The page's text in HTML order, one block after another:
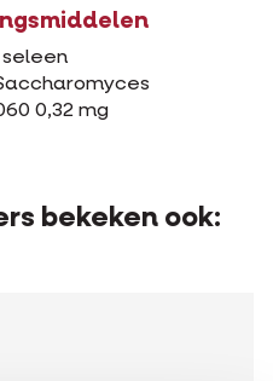
seleen
0,32 mg
bekeken ook: